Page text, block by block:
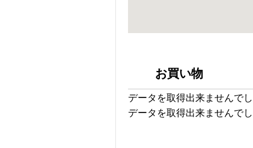
お買い物
データを取得出来ませんで
データを取得出来ませんで